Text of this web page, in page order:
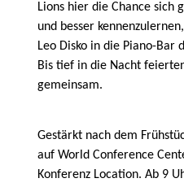
Lions hier die Chance sich
und besser
Leo Disko in die Piano-Bar
Bis tief in die Nacht
gemeinsam.
Gestärkt nach dem
auf World Conference
Konferenz Location. Ab 9